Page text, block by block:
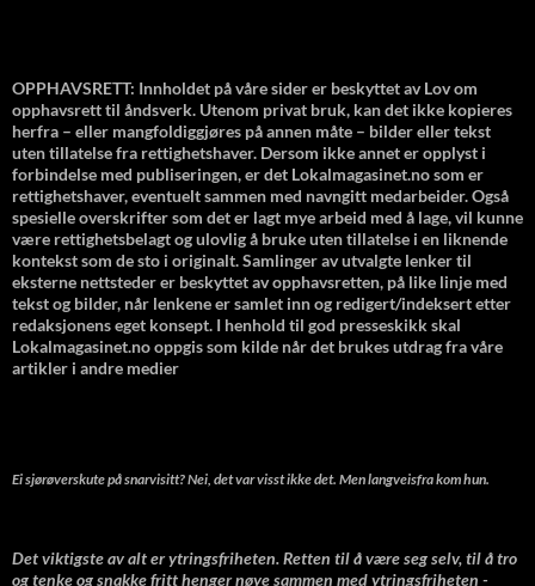
OPPHAVSRETT: Innholdet på våre sider er beskyttet av Lov om
opphavsrett til åndsverk. Utenom privat bruk, kan det ikke kopieres
herfra – eller mangfoldiggjøres på annen måte – bilder eller tekst
uten tillatelse fra rettighetshaver. Dersom ikke annet er opplyst i
forbindelse med publiseringen, er det Lokalmagasinet.no som er
rettighetshaver, eventuelt sammen med navngitt medarbeider. Også
spesielle overskrifter som det er lagt mye arbeid med å lage, vil kunne
være rettighetsbelagt og ulovlig å bruke uten tillatelse i en liknende
kontekst som de sto i originalt. Samlinger av utvalgte lenker til
eksterne nettsteder er beskyttet av opphavsretten, på like linje med
tekst og bilder, når lenkene er samlet inn og redigert/indeksert etter
redaksjonens eget konsept. I henhold til god presseskikk skal
Lokalmagasinet.no oppgis som kilde når det brukes utdrag fra våre
artikler i andre medier
Ei sjørøverskute på snarvisitt? Nei, det var visst ikke det. Men langveisfra kom hun.
Det viktigste av alt er ytringsfriheten. Retten til å være seg selv, til å tro
og tenke og snakke fritt henger nøye sammen med ytringsfriheten -